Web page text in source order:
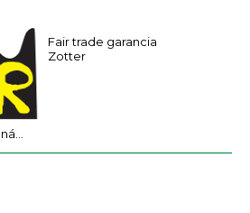
Fair trade garancia
Zotter